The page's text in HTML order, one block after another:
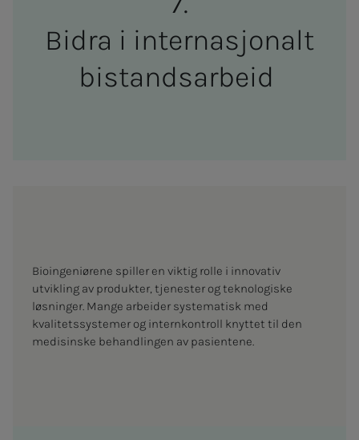
Bi­d­ra i in­­­ter­­­na­­­sjo­­­nalt
bi­­­stands­ar­­­beid
Bioingeniørene spiller en viktig rolle i innovativ
utvikling av produkter, tjenester og teknologiske
løsninger. Mange arbeider systematisk med
kvalitetssystemer og internkontroll knyttet til den
medisinske behandlingen av pasientene.